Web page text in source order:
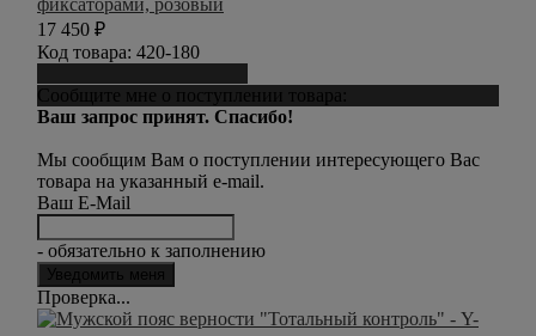
фиксаторами, розовый
17 450 ₽
Код товара: 420-180
Сообщите мне о поступлении товара:
Ваш запрос принят. Спасибо!
Мы сообщим Вам о поступлении интересующего Вас
товара на указанный e-mail.
Ваш E-Mail
- обязательно к заполнению
Проверка...